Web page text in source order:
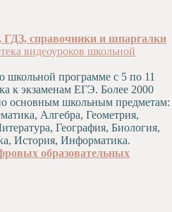
справочники и шпаргалки
видеоуроков школьной
школьной программе с 5 по 11
к экзаменам ЕГЭ. Более 2000
основным школьным предметам:
Алгебра, Геометрия,
География, Биология,
История, Информатика.
образовательных